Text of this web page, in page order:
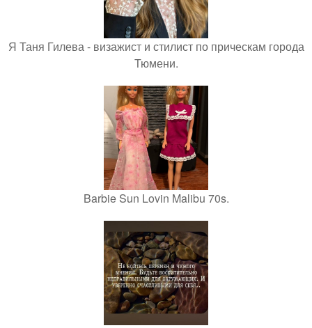
Я Таня Гилева - визажист и стилист по прическам города
Тюмени.
Barbie Sun Lovin Malibu 70s.